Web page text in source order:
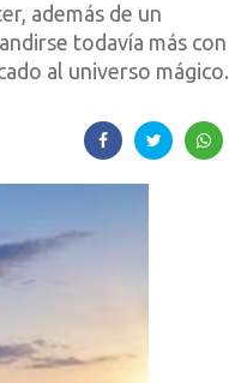
además de un
todavía más con
al universo mágico.